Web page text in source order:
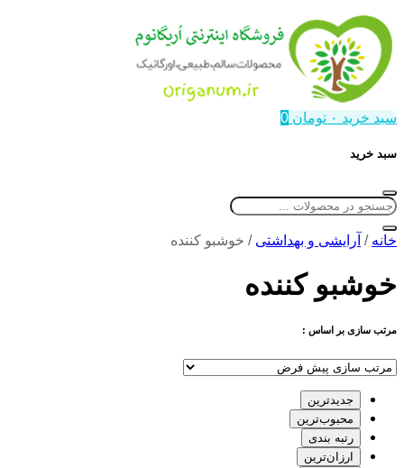
سبد خرید ۰ تومان 0
سبد خرید
خانه / آرایشی و بهداشتی / خوشبو کننده
خوشبو کننده
مرتب سازی بر اساس :
جدیدترین
محبوب‌ترین
رتبه بندی
ارزان‌ترین